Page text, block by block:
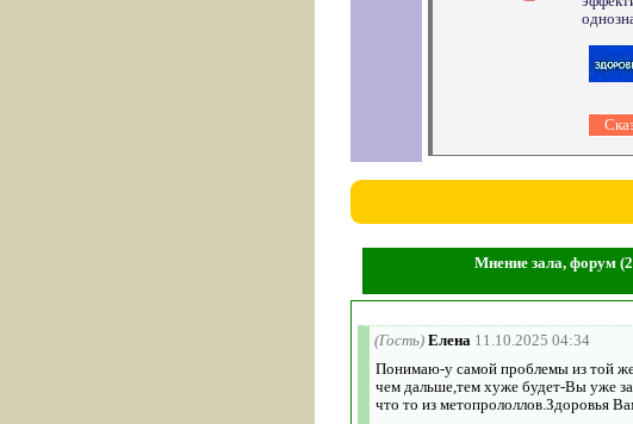
Мнение зала, форум
(Гость) Елена 11.10.2025 04:34
Понимаю-у самой проблемы из той
чем дальше,тем хуже будет-Вы уже
что то из метопрололлов.Здоровья